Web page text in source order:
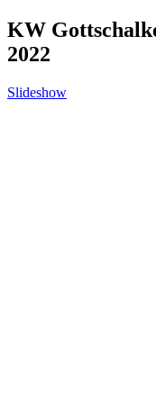
KW
2022
Slideshow